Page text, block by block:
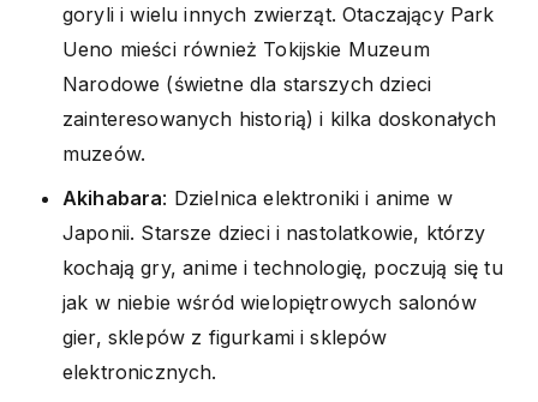
goryli i wielu innych zwierząt. Otaczający Park
Ueno mieści również Tokijskie Muzeum
Narodowe (świetne dla starszych dzieci
zainteresowanych historią) i kilka doskonałych
muzeów.
Akihabara: Dzielnica elektroniki i anime w
Japonii. Starsze dzieci i nastolatkowie, którzy
kochają gry, anime i technologię, poczują się tu
jak w niebie wśród wielopiętrowych salonów
gier, sklepów z figurkami i sklepów
elektronicznych.